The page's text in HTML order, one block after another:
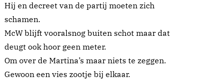
Hij en decreet van de partij moeten zich
schamen.
McW blijft vooralsnog buiten schot maar dat
deugt ook hoor geen meter.
Om over de Martina’s maar niets te zeggen.
Gewoon een vies zootje bij elkaar.